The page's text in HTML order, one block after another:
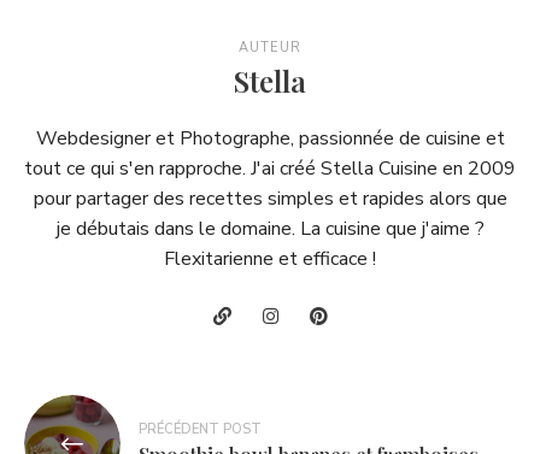
AUTEUR
Stella
Webdesigner et Photographe, passionnée de cuisine et
tout ce qui s'en rapproche. J'ai créé Stella Cuisine en 2009
pour partager des recettes simples et rapides alors que
je débutais dans le domaine. La cuisine que j'aime ?
Flexitarienne et efficace !
NavigationPRÉCÉDENT POST